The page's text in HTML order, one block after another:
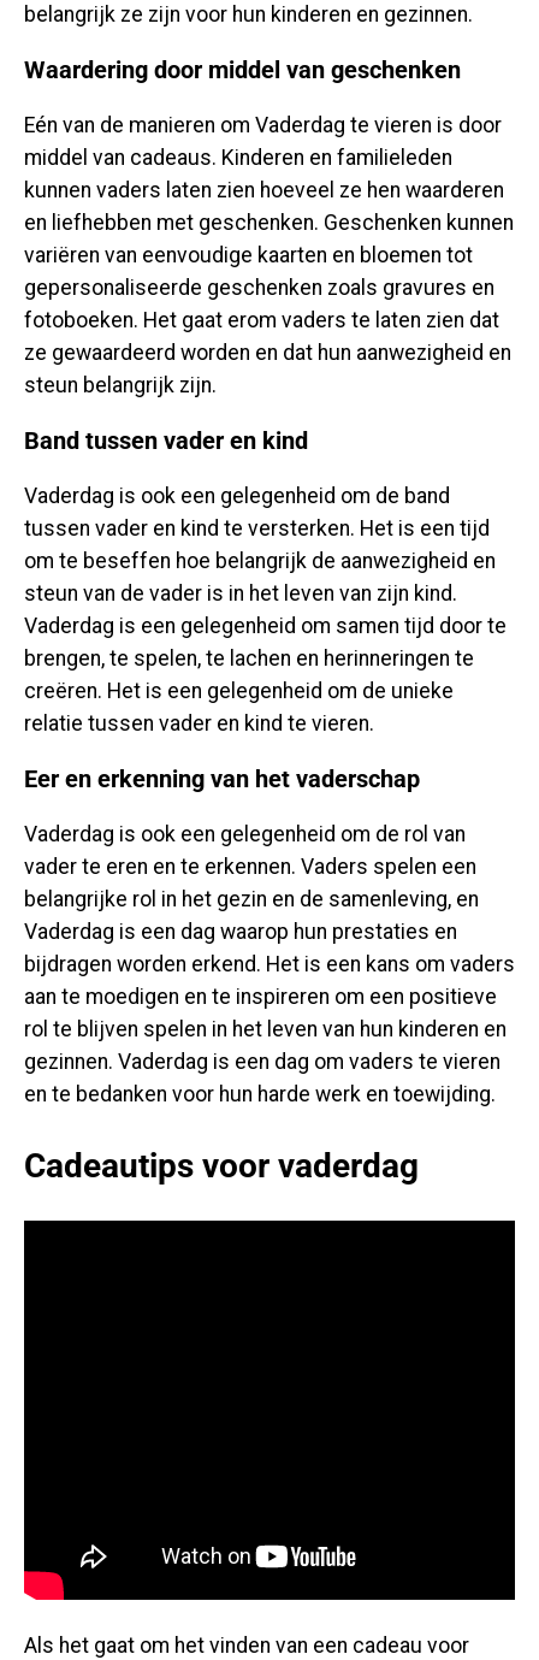
belangrijk ze zijn voor hun kinderen en gezinnen.
Waardering door middel van geschenken
Eén van de manieren om Vaderdag te vieren is door
middel van cadeaus. Kinderen en familieleden
kunnen vaders laten zien hoeveel ze hen waarderen
en liefhebben met geschenken. Geschenken kunnen
variëren van eenvoudige kaarten en bloemen tot
gepersonaliseerde geschenken zoals gravures en
fotoboeken. Het gaat erom vaders te laten zien dat
ze gewaardeerd worden en dat hun aanwezigheid en
steun belangrijk zijn.
Band tussen vader en kind
Vaderdag is ook een gelegenheid om de band
tussen vader en kind te versterken. Het is een tijd
om te beseffen hoe belangrijk de aanwezigheid en
steun van de vader is in het leven van zijn kind.
Vaderdag is een gelegenheid om samen tijd door te
brengen, te spelen, te lachen en herinneringen te
creëren. Het is een gelegenheid om de unieke
relatie tussen vader en kind te vieren.
Eer en erkenning van het vaderschap
Vaderdag is ook een gelegenheid om de rol van
vader te eren en te erkennen. Vaders spelen een
belangrijke rol in het gezin en de samenleving, en
Vaderdag is een dag waarop hun prestaties en
bijdragen worden erkend. Het is een kans om vaders
aan te moedigen en te inspireren om een ​​positieve
rol te blijven spelen in het leven van hun kinderen en
gezinnen. Vaderdag is een dag om vaders te vieren
en te bedanken voor hun harde werk en toewijding.
Cadeautips voor vaderdag
Als het gaat om het vinden van een cadeau voor